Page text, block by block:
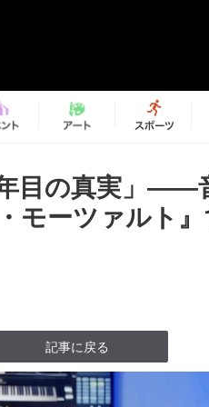
目の真実」――
モーツァルト
記事に戻る